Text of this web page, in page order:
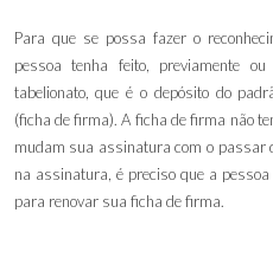
Para que se possa fazer o
pessoa tenha feito, previamente
tabelionato, que é o depósito do
(ficha de firma). A ficha de firma não
mudam sua assinatura com o passar
na assinatura, é preciso que a
para renovar sua ficha de firma.